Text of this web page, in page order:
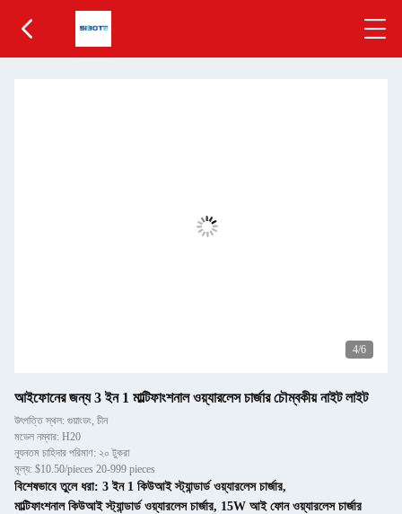
5/6
আইফোনের জন্য 3 ইন 1 মাল্টিফাংশনাল ওয়্যারলেস চার্জার চৌম্বকীয় নাইট লাইট
উৎপত্তি স্থল: গুয়াংডং, চীন
মডেল নম্বার: H20
ন্যূনতম চাহিদার পরিমাণ: ২০ টুকরা
মূল্য: $10.50/pieces 20-999 pieces
বিশেষভাবে তুলে ধরা: 3 ইন 1 কিউআই স্ট্যান্ডার্ড ওয়্যারলেস চার্জার,
মাল্টিফাংশনাল কিউআই স্ট্যান্ডার্ড ওয়্যারলেস চার্জার, 15W আই ফোন ওয়্যারলেস চার্জার